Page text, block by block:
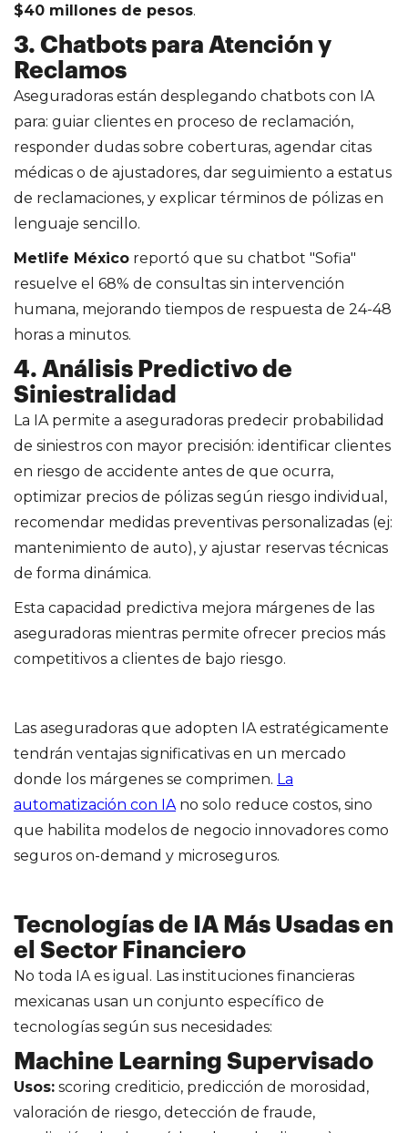
$40 millones de pesos.
3. Chatbots para Atención y
Reclamos
Aseguradoras están desplegando chatbots con IA
para: guiar clientes en proceso de reclamación,
responder dudas sobre coberturas, agendar citas
médicas o de ajustadores, dar seguimiento a estatus
de reclamaciones, y explicar términos de pólizas en
lenguaje sencillo.
Metlife México reportó que su chatbot "Sofia"
resuelve el 68% de consultas sin intervención
humana, mejorando tiempos de respuesta de 24-48
horas a minutos.
4. Análisis Predictivo de
Siniestralidad
La IA permite a aseguradoras predecir probabilidad
de siniestros con mayor precisión: identificar clientes
en riesgo de accidente antes de que ocurra,
optimizar precios de pólizas según riesgo individual,
recomendar medidas preventivas personalizadas (ej:
mantenimiento de auto), y ajustar reservas técnicas
de forma dinámica.
Esta capacidad predictiva mejora márgenes de las
aseguradoras mientras permite ofrecer precios más
competitivos a clientes de bajo riesgo.
Las aseguradoras que adopten IA estratégicamente
tendrán ventajas significativas en un mercado
donde los márgenes se comprimen. La
automatización con IA no solo reduce costos, sino
que habilita modelos de negocio innovadores como
seguros on-demand y microseguros.
Tecnologías de IA Más Usadas en
el Sector Financiero
No toda IA es igual. Las instituciones financieras
mexicanas usan un conjunto específico de
tecnologías según sus necesidades:
Machine Learning Supervisado
Usos: scoring crediticio, predicción de morosidad,
valoración de riesgo, detección de fraude,